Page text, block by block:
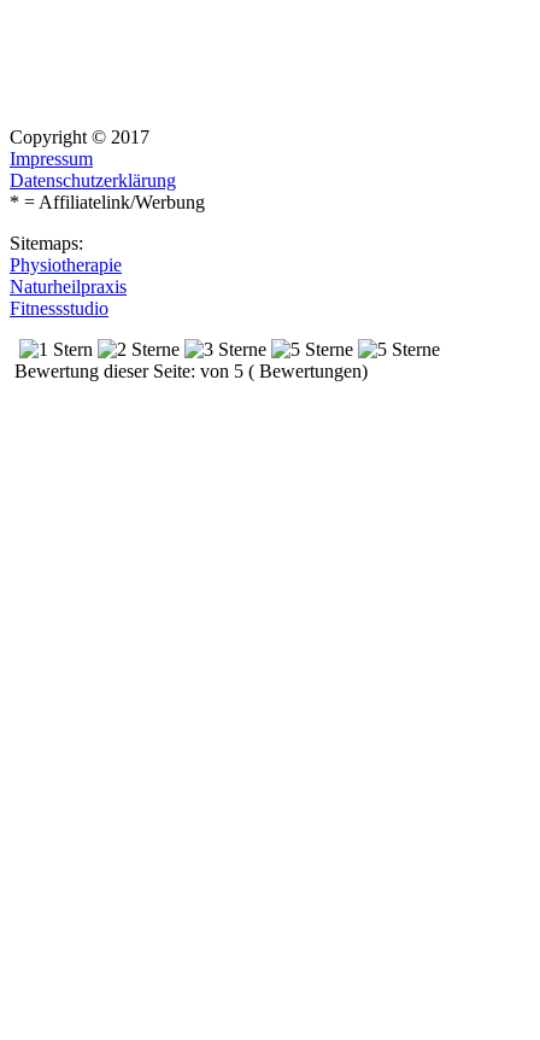
Copyright © 2017
Impressum
Datenschutzerklärung
* = Affiliatelink/Werbung
Sitemaps:
Physiotherapie
Naturheilpraxis
Fitnessstudio
Bewertung dieser Seite: von 5 ( Bewertungen)